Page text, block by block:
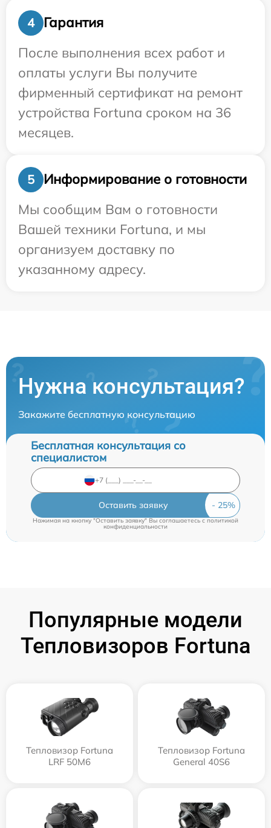
4
Гарантия
После выполнения всех работ и
оплаты услуги Вы получите
фирменный сертификат на ремонт
устройства Fortuna сроком на 36
месяцев.
5
Информирование о готовности
Мы сообщим Вам о готовности
Вашей техники Fortuna, и мы
организуем доставку по
указанному адресу.
Нужна консультация?
Закажите бесплатную консультацию
Бесплатная консультация со
специалистом
Оставить заявку
Нажимая на кнопку "Оставить заявку" Вы соглашаетесь cполитикой
конфиденциальности
Популярные модели
Тепловизоров Fortuna
Тепловизор Fortuna
LRF 50M6
Тепловизор Fortuna
General 40S6